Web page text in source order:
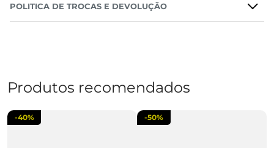
POLITICA DE TROCAS E DEVOLUÇÃO
Produtos recomendados
-40% -50%